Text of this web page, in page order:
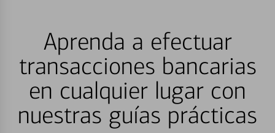
Aprenda a efectuar
transacciones bancarias
en cualquier lugar con
nuestras guías prácticas